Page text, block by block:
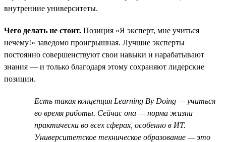
внутренние университеты.
Чего делать не стоит. Позиция «Я эксперт, мне учиться
нечему!» заведомо проигрышная. Лучшие эксперты
постоянно совершенствуют свои навыки и нарабатывают
знания — и только благодаря этому сохраняют лидерские
позиции.
Есть такая концепция Learning By Doing — учиться
во время работы. Сейчас она — норма жизни
практически во всех сферах, особенно в ИТ.
Университетское техническое образование — это